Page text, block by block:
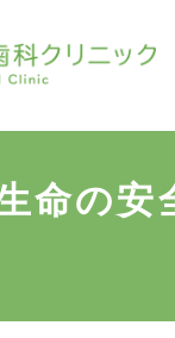
命の